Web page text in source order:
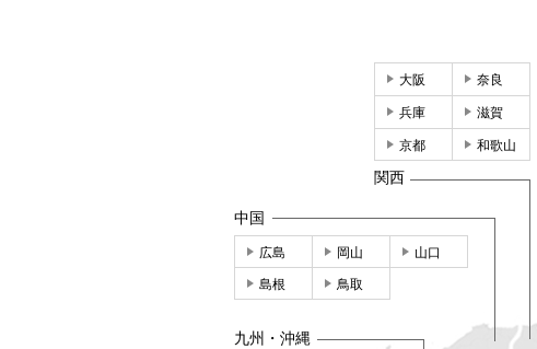
大阪 奈良
兵庫 滋賀
京都 和歌山
関西
中国
広島 岡山 山口
島根 鳥取
九州・沖縄